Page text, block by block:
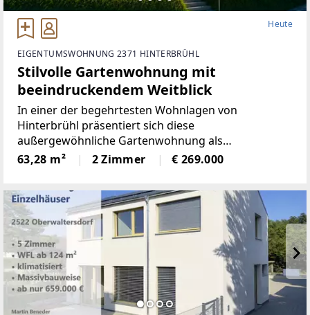
Heute
EIGENTUMSWOHNUNG 2371 HINTERBRÜHL
Stilvolle Gartenwohnung mit
beeindruckendem Weitblick
In einer der begehrtesten Wohnlagen von
Hinterbrühl präsentiert sich diese
außergewöhnliche Gartenwohnung als
harmonische Verbindung aus exklusivem
Wohnkomfort, naturnaher Ruhe und nachhaltiger
erwartet
63,28 m² 2 Zimmer € 269.000